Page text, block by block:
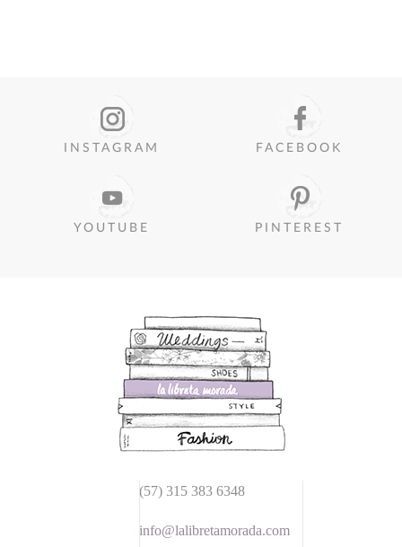
INSTAGRAM FACEBOOK
YOUTUBE PINTEREST
(57) 315 383 6348
info@lalibretamorada.com